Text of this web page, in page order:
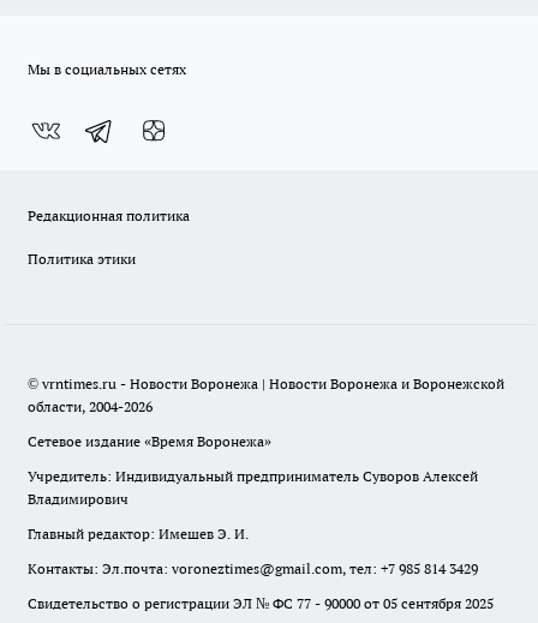
Мы в социальных сетях
Редакционная политика
Политика этики
© vrntimes.ru - Новости Воронежа | Новости Воронежа и Воронежской
области, 2004-2026
Сетевое издание «Время Воронежа»
Учредитель: Индивидуальный предприниматель Суворов Алексей
Владимирович
Главный редактор: Имешев Э. И.
Контакты: Эл.почта: voroneztimes@gmail.com, тел: +7 985 814 3429
Свидетельство о регистрации ЭЛ № ФС 77 - 90000 от 05 сентября 2025